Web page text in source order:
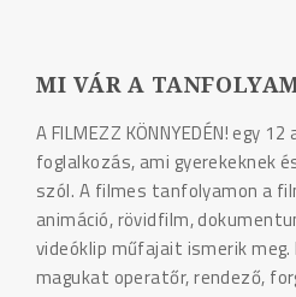
MI VÁR A
A FILMEZZ KÖNNYEDÉN! egy
foglalkozás, ami gyerekeknek
szól. A filmes tanfolyamon a
animáció, rövidfilm,
videóklip műfajait ismerik meg.
magukat operatőr, rendező,